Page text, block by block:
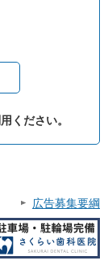
ください。
広告募集要綱